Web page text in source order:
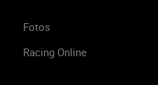
Fotos
Racing Online